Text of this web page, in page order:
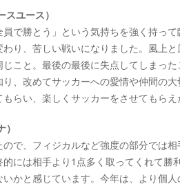
ユース）
で勝とう」という気持ちを強く持っ
り、苦しい戦いになりました。風上
こと。最後の最後に失点してしまっ
、改めてサッカーへの愛情や仲間の
らい、楽しくサッカーをさせてもらえ
で、フィジカルなど強度の部分では
には相手より1点多く取ってくれて
かと感じています。今年は、より個